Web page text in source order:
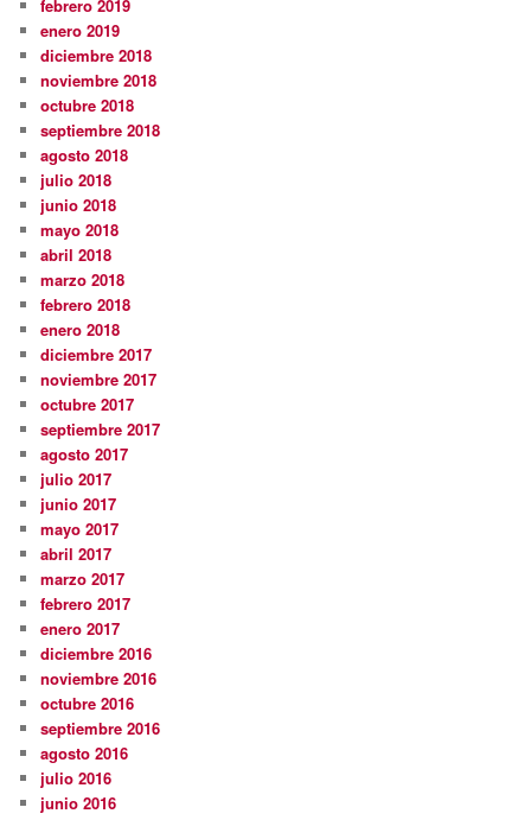
febrero 2019
enero 2019
diciembre 2018
noviembre 2018
octubre 2018
septiembre 2018
agosto 2018
julio 2018
junio 2018
mayo 2018
abril 2018
marzo 2018
febrero 2018
enero 2018
diciembre 2017
noviembre 2017
octubre 2017
septiembre 2017
agosto 2017
julio 2017
junio 2017
mayo 2017
abril 2017
marzo 2017
febrero 2017
enero 2017
diciembre 2016
noviembre 2016
octubre 2016
septiembre 2016
agosto 2016
julio 2016
junio 2016